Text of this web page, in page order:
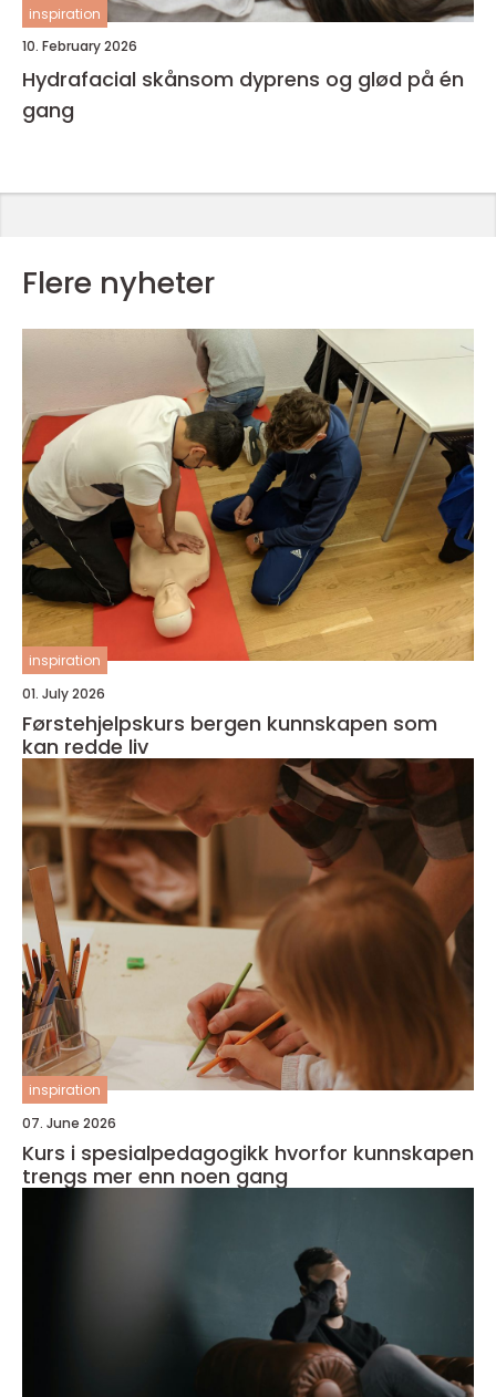
inspiration
10. February 2026
Hydrafacial skånsom dyprens og glød på én
gang
Flere nyheter
inspiration
01. July 2026
Førstehjelpskurs bergen kunnskapen som
kan redde liv
inspiration
07. June 2026
Kurs i spesialpedagogikk hvorfor kunnskapen
trengs mer enn noen gang